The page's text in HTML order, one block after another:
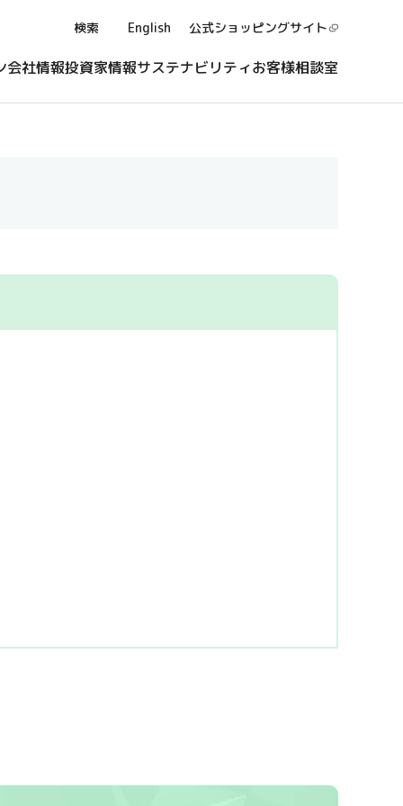
検索 English 公式ショッピングサイト
会社情報投資家情報サステナビリティお客様相談室